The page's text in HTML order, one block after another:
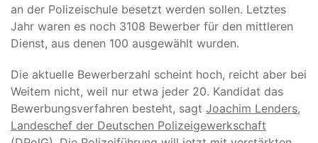
an der Polizeischule besetzt werden sollen. Letztes
Jahr waren es noch 3108 Bewerber für den mittleren
Dienst, aus denen 100 ausgewählt wurden.
Die aktuelle Bewerberzahl scheint hoch, reicht aber bei
Weitem nicht, weil nur etwa jeder 20. Kandidat das
Bewerbungsverfahren besteht, sagt Joachim Lenders,
Landeschef der Deutschen Polizeigewerkschaft